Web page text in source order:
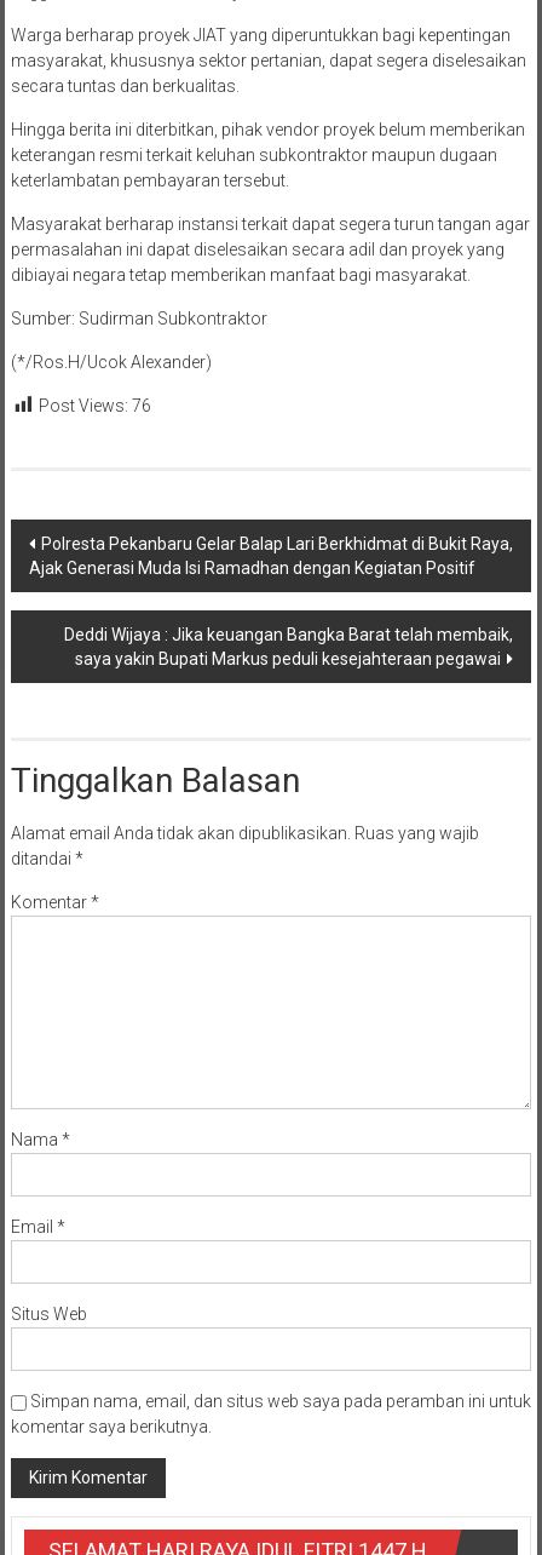
Warga berharap proyek JIAT yang diperuntukkan bagi kepentingan
masyarakat, khususnya sektor pertanian, dapat segera diselesaikan
secara tuntas dan berkualitas.
Hingga berita ini diterbitkan, pihak vendor proyek belum memberikan
keterangan resmi terkait keluhan subkontraktor maupun dugaan
keterlambatan pembayaran tersebut.
Masyarakat berharap instansi terkait dapat segera turun tangan agar
permasalahan ini dapat diselesaikan secara adil dan proyek yang
dibiayai negara tetap memberikan manfaat bagi masyarakat.
Sumber: Sudirman Subkontraktor
(*/Ros.H/Ucok Alexander)
Post Views: 76
Navigasi
pos
Polresta Pekanbaru Gelar Balap Lari Berkhidmat di Bukit Raya,
Ajak Generasi Muda Isi Ramadhan dengan Kegiatan Positif
Deddi Wijaya : Jika keuangan Bangka Barat telah membaik,
saya yakin Bupati Markus peduli kesejahteraan pegawai
Tinggalkan Balasan
Alamat email Anda tidak akan dipublikasikan. Ruas yang wajib
ditandai *
Komentar*
Nama *
Email *
Situs Web
Simpan nama, email, dan situs web saya pada peramban ini untuk
komentar saya berikutnya.